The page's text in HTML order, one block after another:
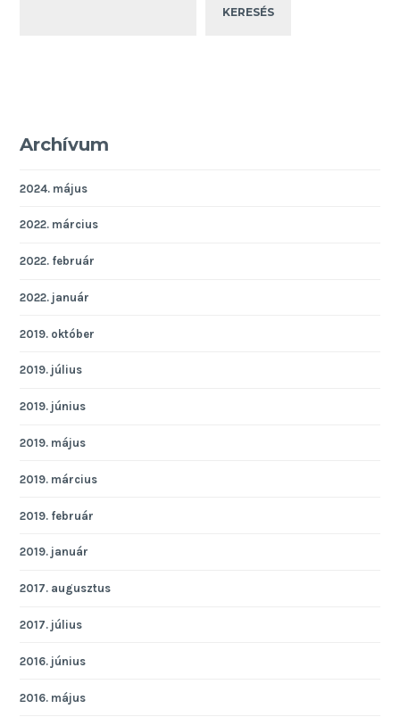
KERESÉS
Archívum
2024. május
2022. március
2022. február
2022. január
2019. október
2019. július
2019. június
2019. május
2019. március
2019. február
2019. január
2017. augusztus
2017. július
2016. június
2016. május